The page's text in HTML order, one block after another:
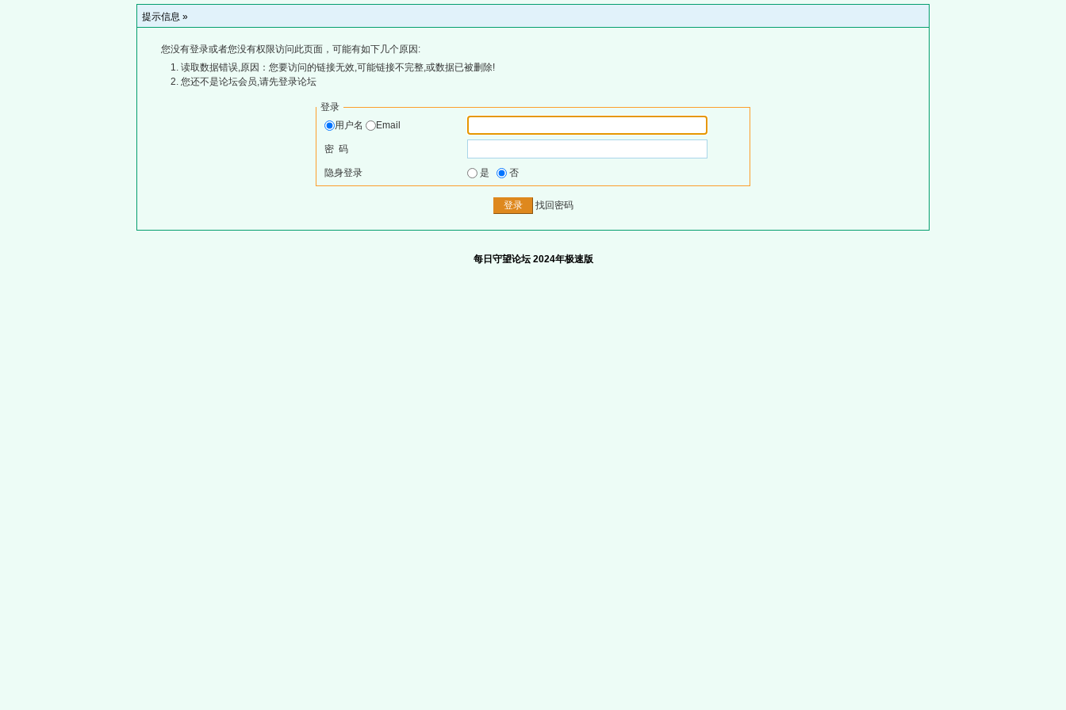
提示信息 »
您没有登录或者您没有权限访问此页面，可能有如下几个原因:
读取数据错误,原因：您要访问的链接无效,可能链接不完整,或数据已被删除!
您还不是论坛会员,请先登录论坛
登录
用户名
Email
密 码
隐身登录 是 否
找回密码
每日守望论坛 2024年极速版